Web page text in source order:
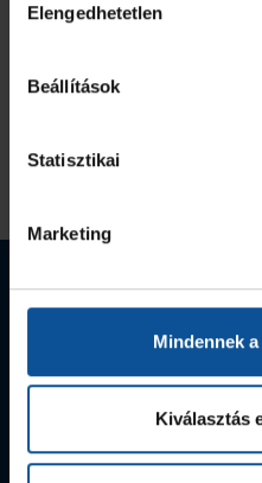
kiválasztása
Elengedhetetlen
Beállítások
Statisztikai
Marketing
Mindennek
Kiválasztás
Webshop termékek